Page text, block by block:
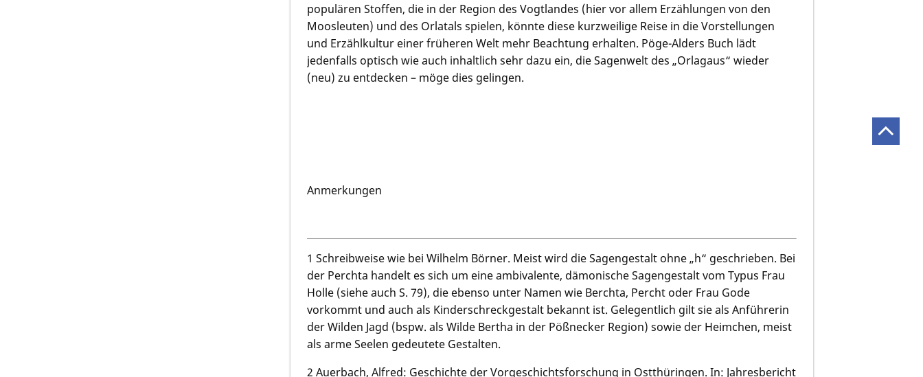
populären Stoffen, die in der Region des Vogtlandes (hier vor allem Erzählungen von den
Moosleuten) und des Orlatals spielen, könnte diese kurzweilige Reise in die Vorstellungen
und Erzählkultur einer früheren Welt mehr Beachtung erhalten. Pöge-Alders Buch lädt
jedenfalls optisch wie auch inhaltlich sehr dazu ein, die Sagenwelt des „Orlagaus“ wieder
(neu) zu entdecken – möge dies gelingen.
Anmerkungen
1 Schreibweise wie bei Wilhelm Börner. Meist wird die Sagengestalt ohne „h“ geschrieben. Bei
der Perchta handelt es sich um eine ambivalente, dämonische Sagengestalt vom Typus Frau
Holle (siehe auch S. 79), die ebenso unter Namen wie Berchta, Percht oder Frau Gode
vorkommt und auch als Kinderschreckgestalt bekannt ist. Gelegentlich gilt sie als Anführerin
der Wilden Jagd (bspw. als Wilde Bertha in der Pößnecker Region) sowie der Heimchen, meist
als arme Seelen gedeutete Gestalten.
2 Auerbach, Alfred: Geschichte der Vorgeschichtsforschung in Ostthüringen. In: Jahresbericht